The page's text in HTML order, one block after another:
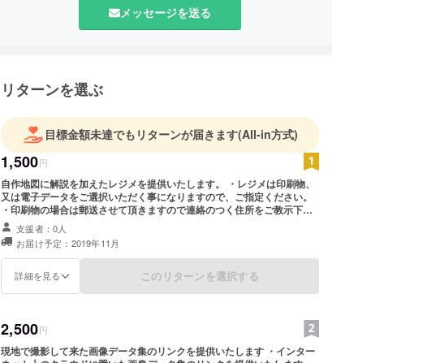
メッセージを送る
リターンを選ぶ
目標金額未達でもリターンが届きます(All-in方式)
1,500円
自作地図に解説を加えたレジメを提供いたします。 ・レジメは印刷物、
又は電子データをご選択いただく事になりますので、ご指定ください。
・印刷物の場合は郵送させて頂きますので連絡のつく住所をご教示下さ
い(送料は支援金に含まれています)。 ・電子データは画像データをメー
ルに添付して送付させて頂きますので連絡のつくメールアドレスをご教
示ください。 ・発送、ないし送付は11月中になります
支援者：0人
お届け予定：2019年11月
詳細を見る このリターンを選択する
2,500円
現地で撮影して来た画像データ集のリンクを提供いたします ・インター